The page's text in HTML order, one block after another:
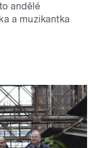
andělé
a muzikantka